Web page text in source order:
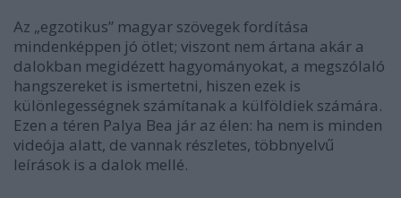
Az „egzotikus” magyar szövegek fordítása
mindenképpen jó ötlet; viszont nem ártana akár a
dalokban megidézett hagyományokat, a megszólaló
hangszereket is ismertetni, hiszen ezek is
különlegességnek számítanak a külföldiek számára.
Ezen a téren Palya Bea jár az élen: ha nem is minden
videója alatt, de vannak részletes, többnyelvű
leírások is a dalok mellé.